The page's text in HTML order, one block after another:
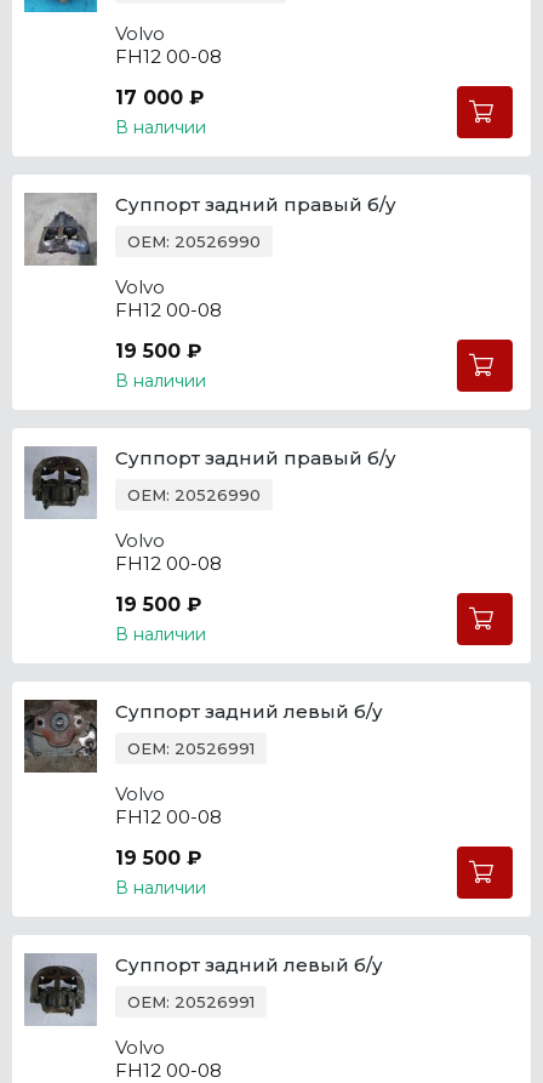
Volvo
FH12 00-08
17 000 ₽
В наличии
Суппорт задний правый б/у
OEM: 20526990
Volvo
FH12 00-08
19 500 ₽
В наличии
Суппорт задний правый б/у
OEM: 20526990
Volvo
FH12 00-08
19 500 ₽
В наличии
Суппорт задний левый б/у
OEM: 20526991
Volvo
FH12 00-08
19 500 ₽
В наличии
Суппорт задний левый б/у
OEM: 20526991
Volvo
FH12 00-08